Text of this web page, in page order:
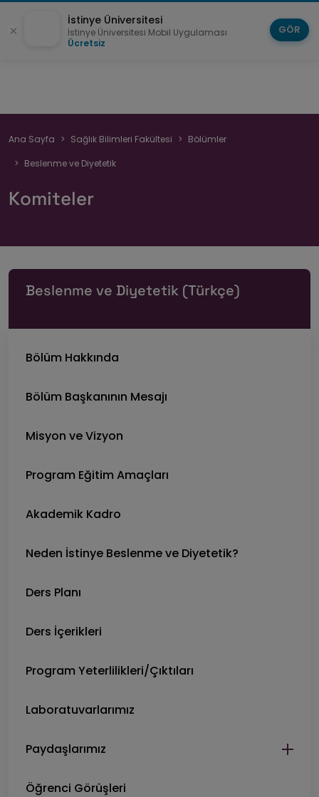
Sayfa
yolu
Ana Sayfa Sağlık Bilimleri Fakültesi
Bölümler
Beslenme ve Diyetetik
Komiteler
Beslenme ve Diyetetik (Türkçe)
Bölüm Hakkında
Bölüm Başkanının Mesajı
Misyon ve Vizyon
Program Eğitim Amaçları
Akademik Kadro
Neden İstinye Beslenme ve Diyetetik?
Ders Planı
Ders İçerikleri
Program Yeterlilikleri/Çıktıları
Laboratuvarlarımız
Paydaşlarımız
Öğrenci Görüşleri
İstinye Üniversitesi
İstinye Üniversitesi Mobil Uygulaması
Ücretsiz
GÖR